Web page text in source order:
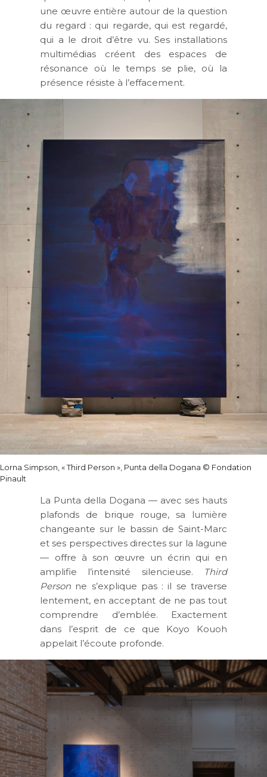
une œuvre entière autour de la question
du regard : qui regarde, qui est regardé,
qui a le droit d’être vu. Ses installations
multimédias créent des espaces de
résonance où le temps se plie, où la
présence résiste à l’effacement.
Lorna Simpson, « Third Person », Punta della Dogana © Fondation
Pinault
La Punta della Dogana — avec ses hauts
plafonds de brique rouge, sa lumière
changeante sur le bassin de Saint-Marc
et ses perspectives directes sur la lagune
— offre à son œuvre un écrin qui en
amplifie l’intensité silencieuse.
Third
Person ne s’explique pas : il se traverse
lentement, en acceptant de ne pas tout
comprendre d’emblée. Exactement
dans l’esprit de ce que Koyo Kouoh
appelait l’écoute profonde.